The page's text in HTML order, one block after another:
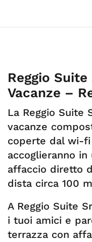
Reggio
Vacanze –
La Reggio Suite
vacanze
coperte dal wi-
accoglieranno
affaccio diretto
dista circa 100
A Reggio Suite
i tuoi amici e
terrazza con